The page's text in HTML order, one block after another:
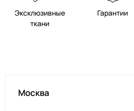
Эксклюзивные
ткани
Гарантии
Москва